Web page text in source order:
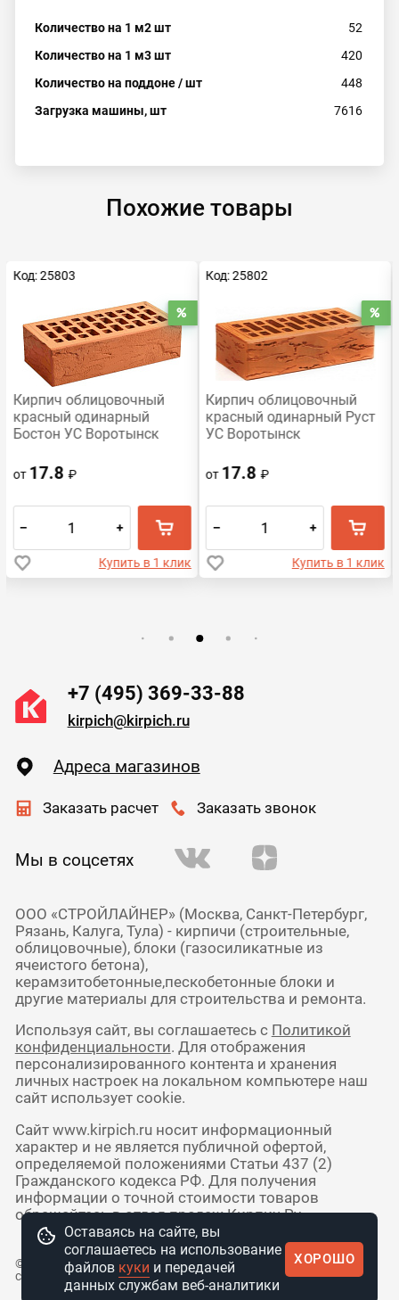
Количество на 1 м2 шт
52
Количество на 1 м3 шт
420
Количество на поддоне / шт
448
Загрузка машины, шт
7616
Похожие товары
Код: 25803
Кирпич облицовочный
красный одинарный
Бостон УС Воротынск
от17.8₽
– +
Купить в 1 клик
Код: 25802
Кирпич облицовочный
красный одинарный Руст
УС Воротынск
от17.8₽
– +
Купить в 1 клик
+7 (495) 369-33-88
kirpich@kirpich.ru
Адреса магазинов
Заказать расчет Заказать звонок
Мы в соцсетях
ООО «СТРОЙЛАЙНЕР» (Москва, Санкт-Петербург,
Рязань, Калуга, Тула) - кирпичи (строительные,
облицовочные), блоки (газосиликатные из
ячеистого бетона),
керамзитобетонные,пескобетонные блоки и
другие материалы для строительства и ремонта.
Используя сайт, вы соглашаетесь с Политикой
конфиденциальности. Для отображения
персонализированного контента и хранения
личных настроек на локальном компьютере наш
сайт использует cookie.
Сайт www.kirpich.ru носит информационный
характер и не является публичной офертой,
определяемой положениями Статьи 437 (2)
Гражданского кодекса РФ. Для получения
информации о точной стоимости товаров
обращайтесь в отдел продаж Кирпич Ру.
© 2010 - 2026 Интернет-магазин
стройматериалов КирпичРУ
Оставаясь на сайте, вы
соглашаетесь на использование
файлов куки и передачей
данных службам веб-аналитики
ХОРОШО